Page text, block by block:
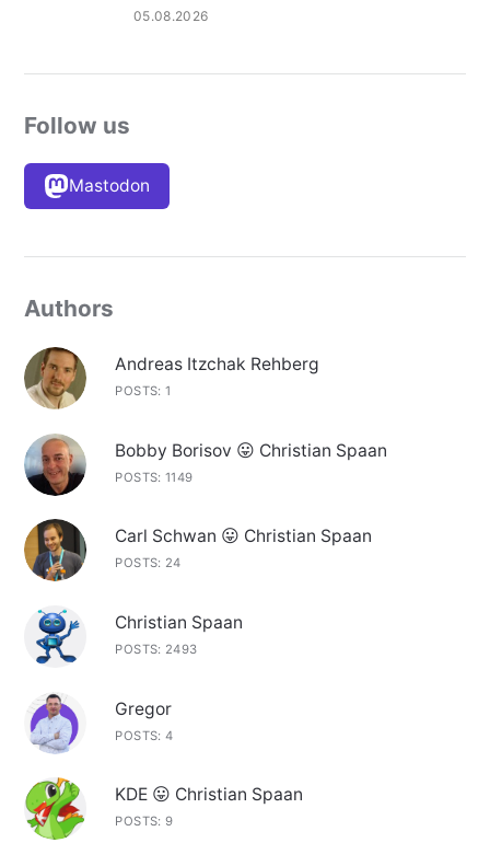
05.08.2026
Follow us
Mastodon
Authors
Andreas Itzchak Rehberg
POSTS: 1
Bobby Borisov 😛 Christian Spaan
POSTS: 1149
Carl Schwan 😛 Christian Spaan
POSTS: 24
Christian Spaan
POSTS: 2493
Gregor
POSTS: 4
KDE 😛 Christian Spaan
POSTS: 9